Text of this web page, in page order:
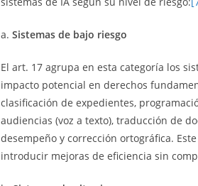
a. Sistemas de bajo riesgo
El art. 17 agrupa en esta categoría los
impacto potencial en derechos
clasificación de expedientes,
audiencias (voz a texto), traducción de
desempeño y corrección ortográfica.
introducir mejoras de eficiencia sin